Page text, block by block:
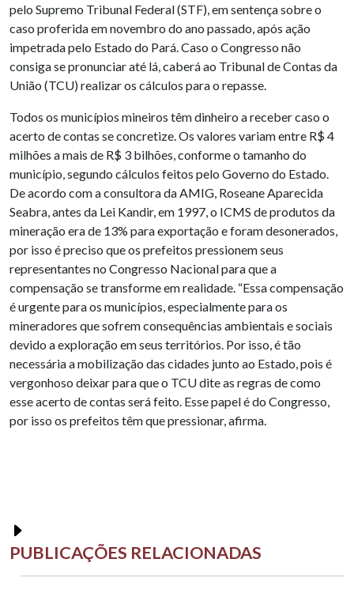
pelo Supremo Tribunal Federal (STF), em sentença sobre o
caso proferida em novembro do ano passado, após ação
impetrada pelo Estado do Pará. Caso o Congresso não
consiga se pronunciar até lá, caberá ao Tribunal de Contas da
União (TCU) realizar os cálculos para o repasse.
Todos os municípios mineiros têm dinheiro a receber caso o
acerto de contas se concretize. Os valores variam entre R$ 4
milhões a mais de R$ 3 bilhões, conforme o tamanho do
município, segundo cálculos feitos pelo Governo do Estado.
De acordo com a consultora da AMIG, Roseane Aparecida
Seabra, antes da Lei Kandir, em 1997, o ICMS de produtos da
mineração era de 13% para exportação e foram desonerados,
por isso é preciso que os prefeitos pressionem seus
representantes no Congresso Nacional para que a
compensação se transforme em realidade. “Essa compensação
é urgente para os municípios, especialmente para os
mineradores que sofrem consequências ambientais e sociais
devido a exploração em seus territórios. Por isso, é tão
necessária a mobilização das cidades junto ao Estado, pois é
vergonhoso deixar para que o TCU dite as regras de como
esse acerto de contas será feito. Esse papel é do Congresso,
por isso os prefeitos têm que pressionar, afirma.
PUBLICAÇÕES RELACIONADAS